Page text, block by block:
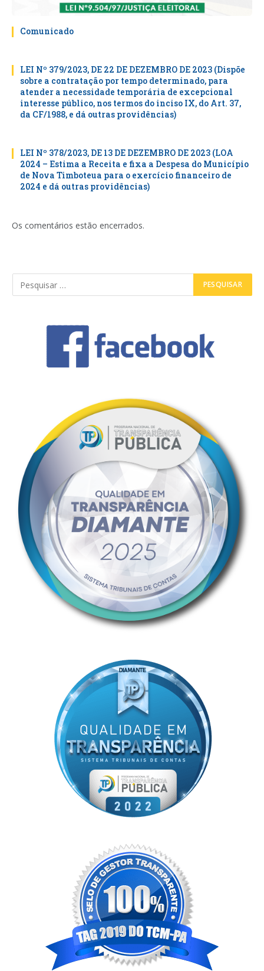
Comunicado
LEI Nº 379/2023, DE 22 DE DEZEMBRO DE 2023 (Dispõe
sobre a contratação por tempo determinado, para
atender a necessidade temporária de excepcional
interesse público, nos termos do inciso IX, do Art. 37,
da CF/1988, e dá outras providências)
LEI Nº 378/2023, DE 13 DE DEZEMBRO DE 2023 (LOA
2024 – Estima a Receita e fixa a Despesa do Município
de Nova Timboteua para o exercício financeiro de
2024 e dá outras providências)
Os comentários estão encerrados.